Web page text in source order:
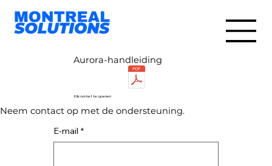
Aurora-handleiding
Klik om het te openen
E-mail *
Neem contact op met de ondersteuning.